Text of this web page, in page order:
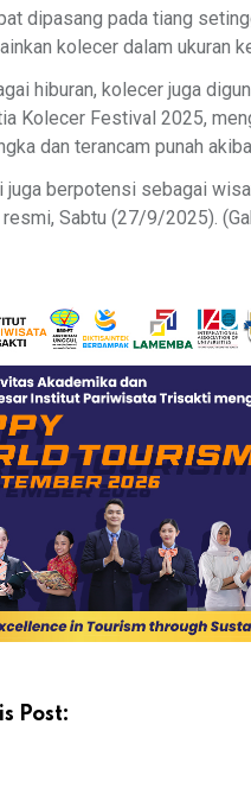
dipasang pada tiang
kolecer dalam ukuran
hiburan, kolecer juga
Kolecer Festival 2025,
dan terancam punah
berpotensi sebagai
resmi, Sabtu (27/9/2025).
Post: